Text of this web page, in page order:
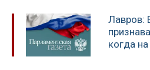
Лавров:
когда